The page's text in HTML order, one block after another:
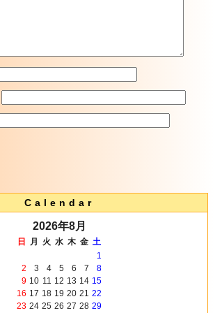
Calendar
2026年8月
日 月 火 水 木 金 土
1
2
3 4 5 6 7
8
9 10 11 12 13 14 15
16 17 18 19 20 21 22
23 24 25 26 27 28 29